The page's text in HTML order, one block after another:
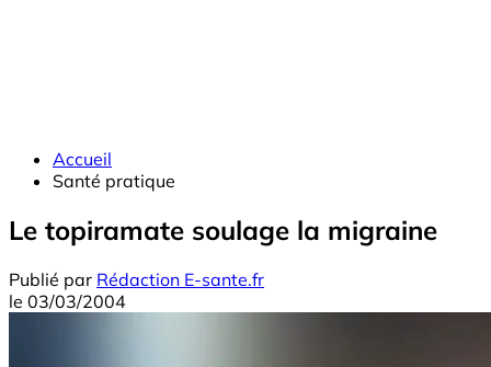
Accueil
Santé pratique
Le topiramate soulage la migraine
Publié par Rédaction E-sante.fr
le 03/03/2004